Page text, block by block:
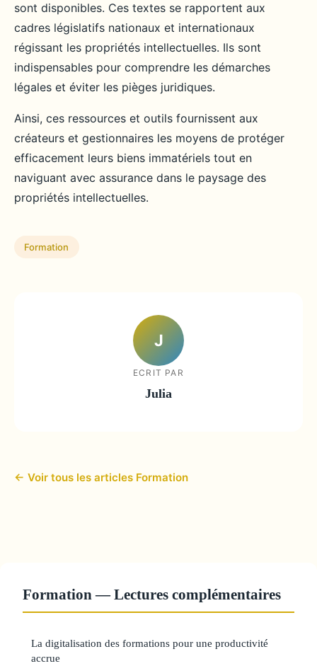
sont disponibles. Ces textes se rapportent aux
cadres législatifs nationaux et internationaux
régissant les propriétés intellectuelles. Ils sont
indispensables pour comprendre les démarches
légales et éviter les pièges juridiques.
Ainsi, ces ressources et outils fournissent aux
créateurs et gestionnaires les moyens de protéger
efficacement leurs biens immatériels tout en
naviguant avec assurance dans le paysage des
propriétés intellectuelles.
Formation
J
ECRIT PAR
Julia
← Voir tous les articles Formation
Formation — Lectures complémentaires
La digitalisation des formations pour une productivité
accrue